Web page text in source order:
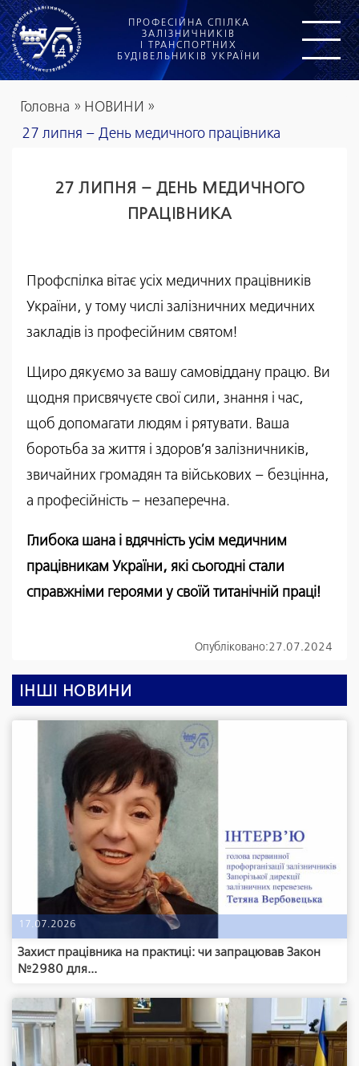
ПРОФЕСІЙНА СПІЛКА
ЗАЛІЗНИЧНИКІВ
І ТРАНСПОРТНИХ
БУДІВЕЛЬНИКІВ УКРАЇНИ
Головна » НОВИНИ »
27 липня – День медичного працівника
27 ЛИПНЯ – ДЕНЬ МЕДИЧНОГО
ПРАЦІВНИКА
Профспілка вітає усіх медичних працівників
України, у тому числі залізничних медичних
закладів із професійним святом!
Щиро дякуємо за вашу самовіддану працю. Ви
щодня присвячуєте свої сили, знання і час,
щоб допомагати людям і рятувати. Ваша
боротьба за життя і здоров’я залізничників,
звичайних громадян та військових – безцінна,
а професійність – незаперечна.
Глибока шана і вдячність усім медичним
працівникам України, які сьогодні стали
справжніми героями у своїй титанічній праці!
Опубліковано:27.07.2024
ІНШІ НОВИНИ
17.07.2026
Захист працівника на практиці: чи запрацював Закон
№2980 для...